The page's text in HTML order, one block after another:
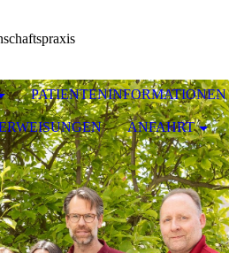
PATIENTENINFORMATIONEN
ANFAHRT